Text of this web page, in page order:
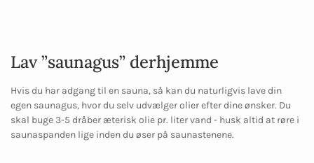
Lav ”saunagus” derhjemme
Hvis du har adgang til en sauna, så kan du naturligvis lave din
egen saunagus, hvor du selv udvælger olier efter dine ønsker. Du
skal buge 3-5 dråber æterisk olie pr. liter vand - husk altid at røre i
saunaspanden lige inden du øser på saunastenene.